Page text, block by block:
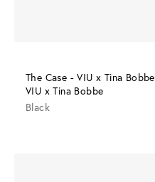
The Case - VIU x Tina Bobbe
VIU x Tina Bobbe
Black